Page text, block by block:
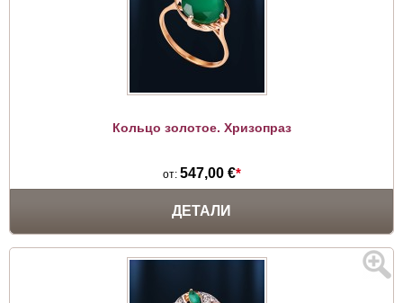
Кольцо золотое. Хризопраз
от: 547,00 €*
ДЕТАЛИ